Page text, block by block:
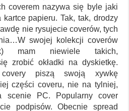
coverem nazywa się byle jaki
papieru. Tak, tak, drodzy
nie rysujecie coverów, tych
swojej kolekcji coverów
mam niewiele takich,
zrobić okładki na dyskietkę.
covery piszą swoją xywkę
części coveru, nie na tylniej,
PC. Popularny cover
podpisów. Obecnie spread